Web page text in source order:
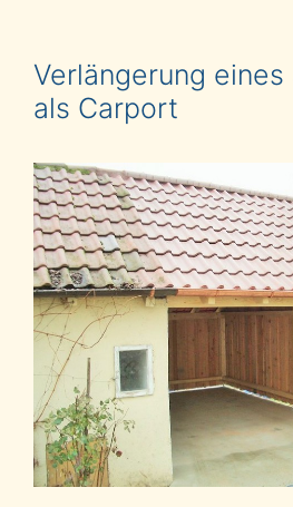
Verlängerung
als Carport